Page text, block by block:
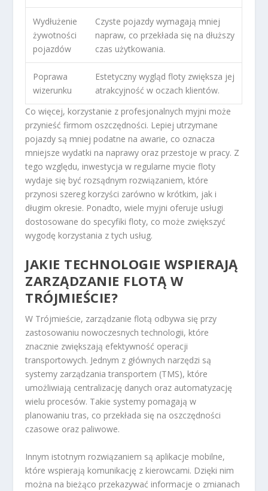
Wydłużenie
żywotności
pojazdów
Czyste pojazdy wymagają mniej
napraw, co przekłada się na dłuższy
czas użytkowania.
Poprawa
wizerunku
Estetyczny wygląd floty zwiększa jej
atrakcyjność w oczach klientów.
Co więcej, korzystanie z profesjonalnych myjni może
przynieść firmom oszczędności. Lepiej utrzymane
pojazdy są mniej podatne na awarie, co oznacza
mniejsze wydatki na naprawy oraz przestoje w pracy. Z
tego względu, inwestycja w regularne mycie floty
wydaje się być rozsądnym rozwiązaniem, które
przynosi szereg korzyści zarówno w krótkim, jak i
długim okresie. Ponadto, wiele myjni oferuje usługi
dostosowane do specyfiki floty, co może zwiększyć
wygodę korzystania z tych usług.
JAKIE TECHNOLOGIE WSPIERAJĄ
ZARZĄDZANIE FLOTĄ W
TRÓJMIEŚCIE?
W Trójmieście, zarządzanie flotą odbywa się przy
zastosowaniu nowoczesnych technologii, które
znacznie zwiększają efektywność operacji
transportowych. Jednym z głównych narzędzi są
systemy zarządzania transportem (TMS), które
umożliwiają centralizację danych oraz automatyzację
wielu procesów. Takie systemy pomagają w
planowaniu tras, co przekłada się na oszczędności
czasowe oraz paliwowe.
Innym istotnym rozwiązaniem są aplikacje mobilne,
które wspierają komunikację z kierowcami. Dzięki nim
można na bieżąco przekazywać informacje o zmianach